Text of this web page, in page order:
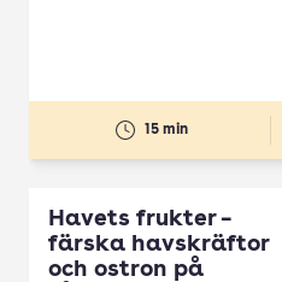
15 min
Havets frukter –
färska havskräftor
och ostron på